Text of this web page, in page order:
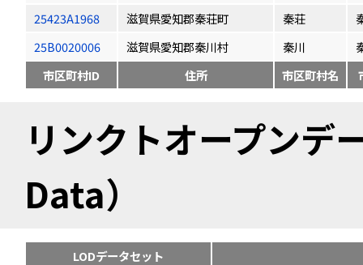
25423A1968
滋賀県愛知郡秦荘町 秦荘
25B0020006
滋賀県愛知郡秦川村 秦川
市区町村ID
住所 市区町村名
リンクトオープン
Data）
LODデータセット